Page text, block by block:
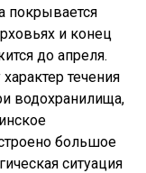
покрывается
и конец
до апреля.
течения
водохранилища,
большое
ситуация